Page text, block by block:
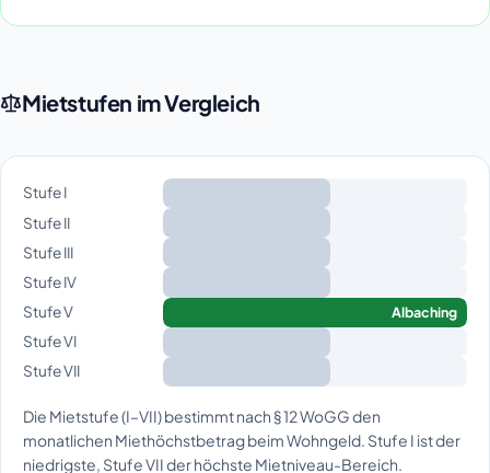
Mietstufen im Vergleich
Stufe I
Stufe II
Stufe III
Stufe IV
Stufe V
Albaching
Stufe VI
Stufe VII
Die Mietstufe (I–VII) bestimmt nach § 12 WoGG den
monatlichen Miethöchstbetrag beim Wohngeld. Stufe I ist der
niedrigste, Stufe VII der höchste Mietniveau-Bereich.